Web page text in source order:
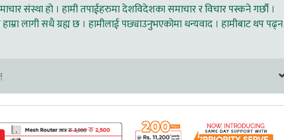
संस्था हो । हामी तपाईहरुमा देशविदेशका समाचार र विचार पस्कने गर्छौ ।
लागी सधै ग्रह्य छ । हामीलाई पछ्याउनुभएकोमा धन्यवाद । हामीबाट थप पढ्न